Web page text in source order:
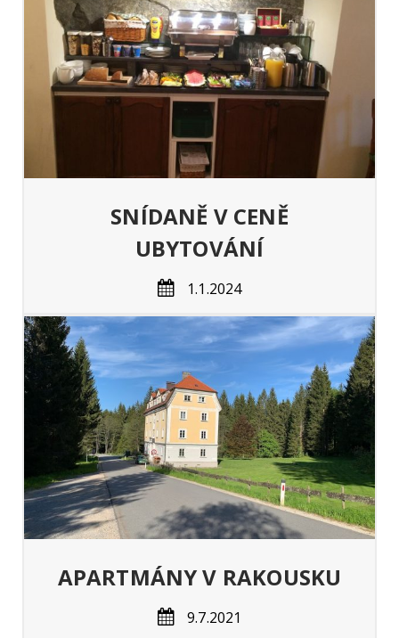
SNÍDANĚ V CENĚ
UBYTOVÁNÍ
1.1.2024
APARTMÁNY V RAKOUSKU
9.7.2021